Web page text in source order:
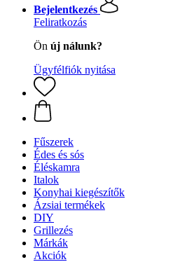
Bejelentkezés
Feliratkozás
Ön új nálunk?
Ügyfélfiók nyitása
Fűszerek
Édes és sós
Éléskamra
Italok
Konyhai kiegészítők
Ázsiai termékek
DIY
Grillezés
Márkák
Akciók